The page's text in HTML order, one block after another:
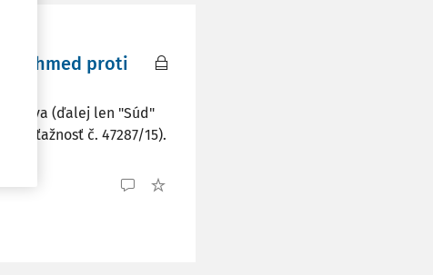
a Ahmed proti
práva (ďalej len "Súd"
(sťažnosť č. 47287/15).